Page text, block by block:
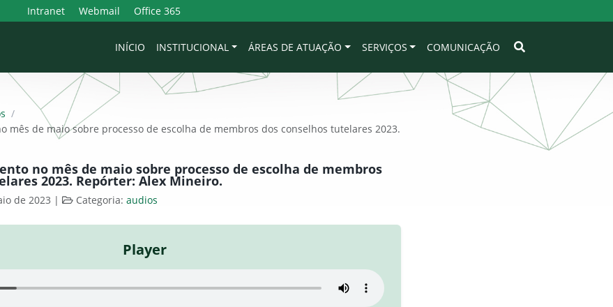
Intranet Webmail Office 365
INÍCIO INSTITUCIONAL ÁREAS DE ATUAÇÃO SERVIÇOS COMUNICAÇÃO
/
mês de maio sobre processo de escolha de membros dos conselhos tutelares 2023.
no mês de maio sobre processo de escolha de membros
2023. Repórter: Alex Mineiro.
de 2023 | Categoria: audios
Player